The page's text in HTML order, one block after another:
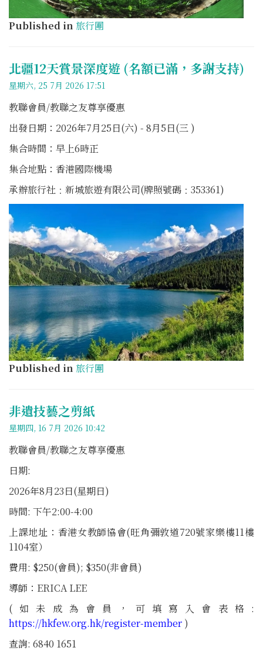
Published in 旅行團
北疆12天賞景深度遊 (名額已滿，多謝支持)
星期六, 25 7月 2026 17:51
教聯會員/教聯之友尊享優惠
出發日期：2026年7月25日(六) - 8月5日(三 )
集合時間：早上6時正
集合地點：香港國際機場
承辦旅行社﹕新城旅遊有限公司(牌照號碼﹕353361)
Published in 旅行團
非遺技藝之剪紙
星期四, 16 7月 2026 10:42
教聯會員/教聯之友尊享優惠
日期:
2026年8月23日(星期日)
時間: 下午2:00-4:00
上課地址：香港女教師協會(旺角彌敦道720號家樂樓11樓
1104室）
費用: $250(會員); $350(非會員)
導師：ERICA LEE
(如未成為會員，可填寫入會表格:
https://hkfew.org.hk/register-member )
查詢: 6840 1651